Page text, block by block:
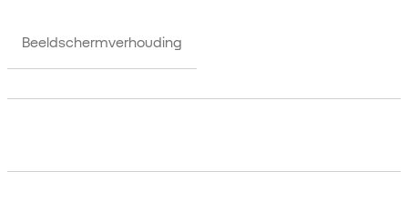
Beeldschermverhouding